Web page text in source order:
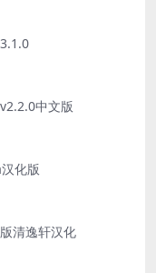
中文版
化版
清逸轩汉化